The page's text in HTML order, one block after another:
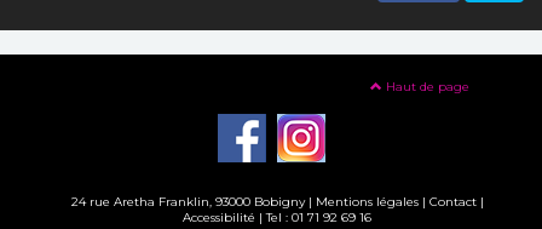
Haut de page
24 rue Aretha Franklin, 93000 Bobigny | Mentions légales| Contact|
Accessibilité | Tel : 01 71 92 69 16